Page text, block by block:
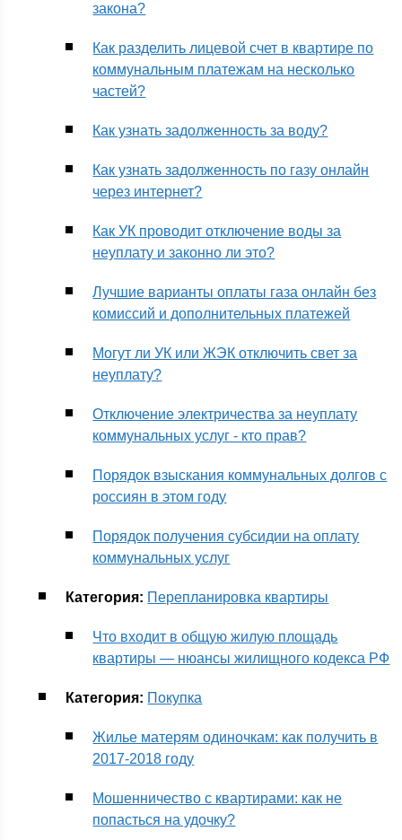
закона?
Как разделить лицевой счет в квартире по
коммунальным платежам на несколько
частей?
Как узнать задолженность за воду?
Как узнать задолженность по газу онлайн
через интернет?
Как УК проводит отключение воды за
неуплату и законно ли это?
Лучшие варианты оплаты газа онлайн без
комиссий и дополнительных платежей
Могут ли УК или ЖЭК отключить свет за
неуплату?
Отключение электричества за неуплату
коммунальных услуг - кто прав?
Порядок взыскания коммунальных долгов с
россиян в этом году
Порядок получения субсидии на оплату
коммунальных услуг
Категория: Перепланировка квартиры
Что входит в общую жилую площадь
квартиры — нюансы жилищного кодекса РФ
Категория: Покупка
Жилье матерям одиночкам: как получить в
2017-2018 году
Мошенничество с квартирами: как не
попасться на удочку?